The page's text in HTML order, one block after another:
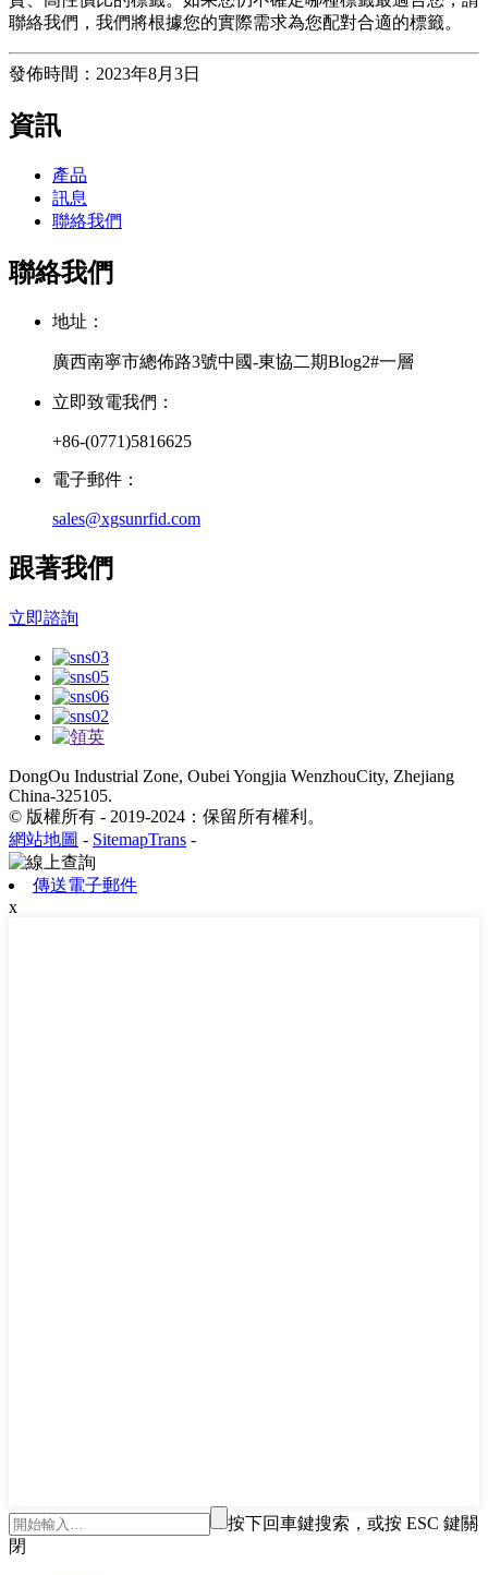
聯絡我們，我們將根據您的實際需求為您配對合適的標籤。
發佈時間：2023年8月3日
資訊
產品
訊息
聯絡我們
聯絡我們
地址：
廣西南寧市總佈路3號中國-東協二期Blog2#一層
立即致電我們：
+86-(0771)5816625
電子郵件：
sales@xgsunrfid.com
跟著我們
立即諮詢
DongOu Industrial Zone, Oubei Yongjia WenzhouCity, Zhejiang
China-325105.
© 版權所有 - 2019-2024：保留所有權利。
網站地圖 - SitemapTrans -
傳送電子郵件
x
按下回車鍵搜索，或按 ESC 鍵關
閉